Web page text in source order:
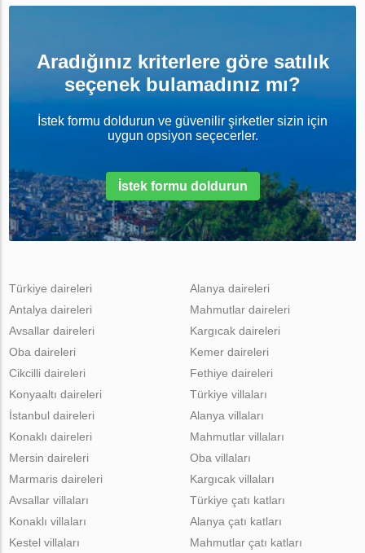
Aradığınız kriterlere göre satılık
seçenek bulamadınız mı?
İstek formu doldurun ve güvenilir şirketler sizin için
uygun opsiyon seçecerler.
İstek formu doldurun
Türkiye daireleri
Antalya daireleri
Avsallar daireleri
Oba daireleri
Cikcilli daireleri
Alanya daireleri
Mahmutlar daireleri
Kargıcak daireleri
Kemer daireleri
Fethiye daireleri
Konyaaltı daireleri
İstanbul daireleri
Konaklı daireleri
Mersin daireleri
Marmaris daireleri
Türkiye villaları
Alanya villaları
Mahmutlar villaları
Oba villaları
Kargıcak villaları
Avsallar villaları
Konaklı villaları
Kestel villaları
Türkiye çatı katları
Alanya çatı katları
Mahmutlar çatı katları